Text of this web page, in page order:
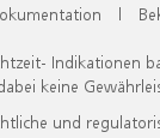
|
Indikationen
keine
und